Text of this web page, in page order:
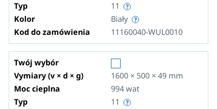
Typ
11
Kolor
Biały
Kod do zamówienia
11160040-WUL0010
Twój wybór
Vymiary (v × d × g)
1600 × 500 × 49 mm
Moc cieplna
994wat
Typ
11